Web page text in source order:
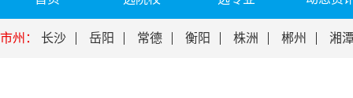
市州： 长沙 岳阳 常德 衡阳 株洲 郴州 湘